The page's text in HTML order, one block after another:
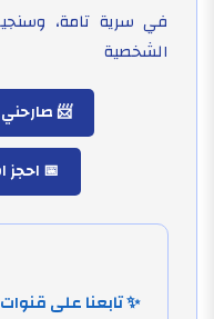
في سرية تامة،
الشخصية
📨
📅 احجز
✨ تابعنا على